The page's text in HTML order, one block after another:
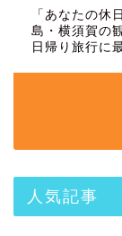
「あなたの休
島・横須賀の
日帰り旅行に
人気記事